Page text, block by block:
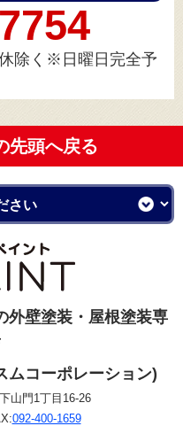
除く※日曜日完全予
先頭へ戻る
外壁塗装・屋根塗装専
ムコーポレーション)
山門1丁目16-26
092-400-1659